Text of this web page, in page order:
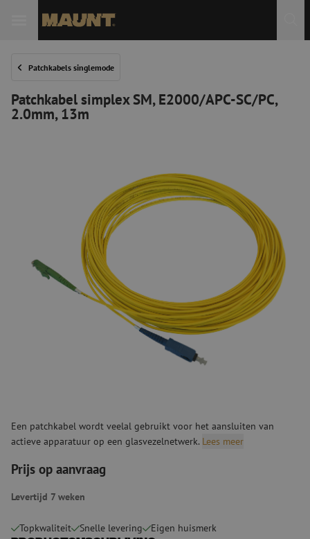
Patchkabels singlemode
Patchkabel simplex SM, E2000/APC-SC/PC,
2.0mm, 13m
Een patchkabel wordt veelal gebruikt voor het aansluiten van
actieve apparatuur op een glasvezelnetwerk. Lees meer
Prijs op aanvraag
Levertijd 7 weken
Topkwaliteit Snelle levering Eigen huismerk